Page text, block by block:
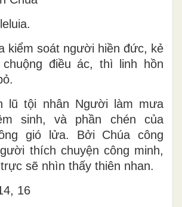
kiểm soát người hiền đức, kẻ
điều ác, thì linh hồn
lũ tội nhân Người làm mưa
sinh, và phần chén của
gió lửa. Bởi Chúa công
thích chuyện công minh,
sẽ nhìn thấy thiên nhan.
16